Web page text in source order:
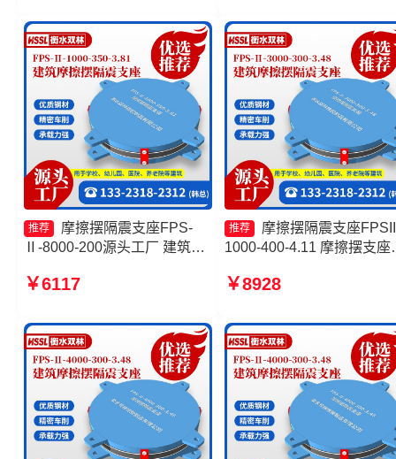
推荐
摩擦摆隔震支座FPS-
Ⅱ-8000-200源头工厂 建筑摩
FPSII-5000-300-3.48源头工
工厂
￥6117
推荐
摩擦摆隔震支座
1000-400-4.11 摩擦摆支座
支座生产厂家 摩擦摆隔震
￥8928